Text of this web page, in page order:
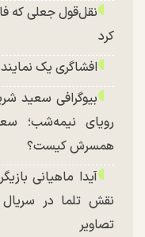
نقل‌قول جعلی که
کرد
افشاگری یک
بیوگرافی سعید
رویای نیمه‌شب؛
همسرش کیست؟
آیدا ماهیانی
نقش تلما در
تصاویر